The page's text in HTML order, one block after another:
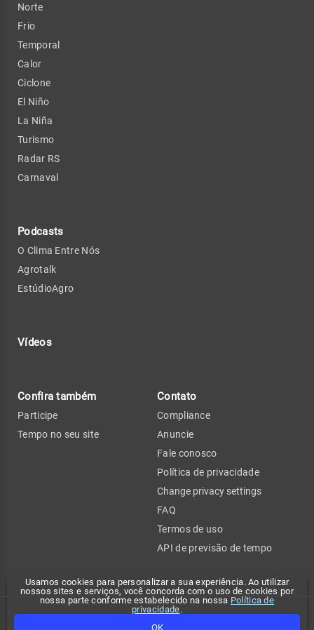
Usamos cookies para personalizar a sua experiência. Ao utilizar
nossos sites e serviços, você concorda com o uso de cookies por
nossa parte conforme estabelecido na nossa Política de
privacidade.
OK
Norte
Frio
Temporal
Calor
Ciclone
El Niño
La Niña
Turismo
Radar RS
Carnaval
Podcasts
O Clima Entre Nós
Agrotalk
EstúdioAgro
Vídeos
Confira também
Participe
Tempo no seu site
Contato
Compliance
Anuncie
Fale conosco
Política de privacidade
Change privacy settings
FAQ
Termos de uso
API de previsão de tempo
Copyright 2026 - Climatempo. Todos os direitos reservados.